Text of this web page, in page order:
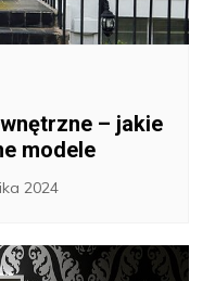
– jakie
modele
2024